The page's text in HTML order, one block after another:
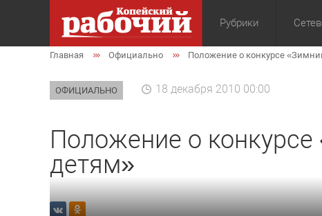
Рубрики
Общество
Главная Официально Положение о конкурсе
ОФИЦИАЛЬНО 18 декабря 2010 00:00
Положение о
детям»